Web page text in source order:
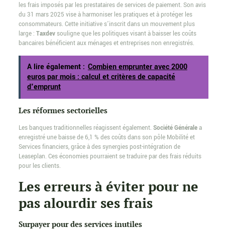
les frais imposés par les prestataires de services de paiement. Son avis
du 31 mars 2025 vise à harmoniser les pratiques et à protéger les
consommateurs. Cette initiative s’inscrit dans un mouvement plus
large : Taxdevsouligne que les politiques visant à baisser les coûts
bancaires bénéficient aux ménages et entreprises non enregistrés.
A lire également : Combien emprunter avec 2000
euros par mois : calcul et critères de capacité
d'emprunt
Les réformes sectorielles
Les banques traditionnelles réagissent également. Société Généralea
enregistré une baisse de 6,1 % des coûts dans son pôle Mobilité et
Services financiers, grâce à des synergies post-intégration de
Leaseplan. Ces économies pourraient se traduire par des frais réduits
pour les clients.
Les erreurs à éviter pour ne
pas alourdir ses frais
Surpayer pour des services inutiles